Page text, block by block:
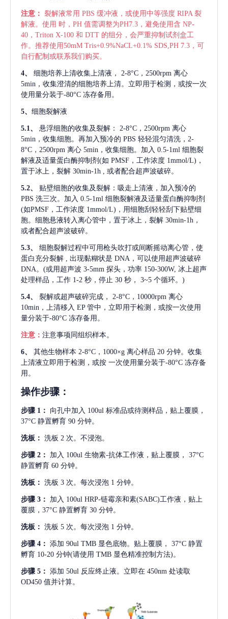
注意： 裂解液常用 PBS 缓冲液，或使用中等强度 RIPA 裂
解液。使用 时，PH 值需调整为PH7.3，避免使用含 NP-
40，Triton X-100 和 DTT 的组分，会严重抑制试剂盒工
作。推荐使用50mM Tris+0.9%NaCL+0.1% SDS,PH 7.3，可
自行配制或联系我们购买。
4、 细胞培养上清收集上清液，
2-8°C，2500rpm 离心
5min，收集澄清的细胞培养上清。立即用于检测，或按一次
使用量分装于-80°C 冻存备用。
5、 细胞裂解液
5.1、 悬浮细胞的收集及裂解：
2-8°C，2500rpm 离心
5min，收集细胞。再加入预冷的 PBS 轻轻混匀清洗，2-
8°C，2500rpm 离心 5min，收集细胞。加入 0.5-1ml 细胞裂
解液及适量蛋白酶抑制剂(如 PMSF，工作浓度 1mmol/L)，
置于冰上，裂解 30min-1h , 或者配合超声波破碎。
5.2、
贴壁细胞的收集及裂解：吸走上清液，加入预冷的
PBS 洗三次。加入 0.5-1ml 细胞裂解液及适量蛋白酶抑制剂
(如PMSF，工作浓度 1mmol/L)，用细胞刮轻轻刮下贴壁细
胞。细胞悬液转入离心管中，置于冰上，裂解 30min-1h，
或者配合超声波破碎。
5.3、
细胞裂解过程中可用枪头吹打或间断摇动离心管，使
蛋白充分裂解
, 出现黏糊状是 DNA，可以使用超声波破碎
DNA。(或用超声波 3-5mm 探头，功率 150-300W, 冰上超声
处理样品，工作 1-2 秒，停止 30 秒， 3~5 个循环。)
5.4、 裂解或超声破碎完成，
2-8°C，10000rpm 离心
10min，上清移入 EP 管中，立即用于检测，或按一次使用
量分装于-80°C 冻存备用。
注意： 注意事项同组织样本。
6、 其他生物样本 2-8°C，1000×g 离心样品 20 分钟。收集
上清液立即用于检测，或按 一次使用量分装于-80°C 冻存备
用。
操作步骤：
步骤 1： 向孔中加入 100ul 标准品或待测样品，贴上覆膜，
37°C 静置孵育 90 分钟。
洗板： 洗板 2 次。不浸泡。
步骤 2： 加入 100ul 生物素-抗体工作液，贴上覆膜， 37°C
静置孵育 60 分钟。
洗板： 洗板 3 次。每次浸泡 1 分钟。
步骤 3： 加入 100ul HRP-链霉亲和素(SABC)工作液，贴上
覆膜，37°C 静置孵育 30 分钟。
洗板： 洗板 5 次。每次浸泡 1 分钟。
步骤 4： 添加 90ul TMB 显色底物。贴上覆膜， 37°C 静置
孵育 10-20 分钟(请使用 TMB 显色精准控制方法)。
步骤 5： 添加 50ul 反应终止液。立即在 450nm 处读取
OD450 值并计算。